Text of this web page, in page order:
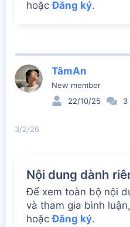
hoặcĐăng ký.
TâmAn
New member
22/10/25
3
3/2/26
Nội dung dành
Để xem toàn bộ nội
và tham gia bình
hoặcĐăng ký.